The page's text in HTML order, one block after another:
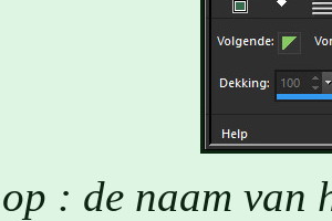
: de naam van